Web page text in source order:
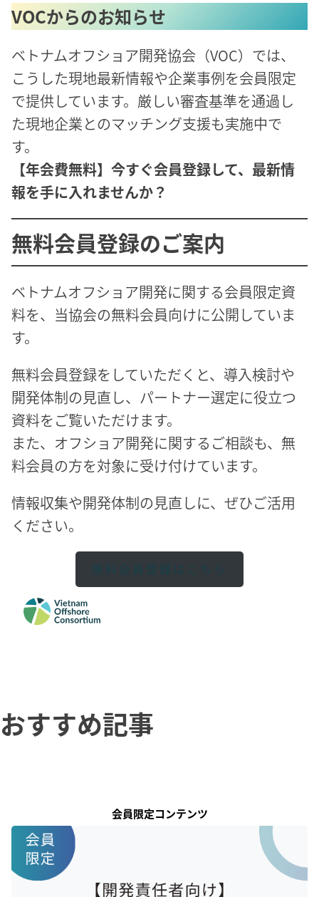
VOCからのお知らせ
ベトナムオフショア開発協会（VOC）では、
こうした現地最新情報や企業事例を会員限定
で提供しています。厳しい審査基準を通過し
た現地企業とのマッチング支援も実施中で
す。
【年会費無料】今すぐ会員登録して、最新情
報を手に入れませんか？
無料会員登録のご案内
ベトナムオフショア開発に関する会員限定資
料を、当協会の無料会員向けに公開していま
す。
無料会員登録をしていただくと、導入検討や
開発体制の見直し、パートナー選定に役立つ
資料をご覧いただけます。
また、オフショア開発に関するご相談も、無
料会員の方を対象に受け付けています。
情報収集や開発体制の見直しに、ぜひご活用
ください。
無料会員登録はこちら
おすすめ記事
会員限定コンテンツ